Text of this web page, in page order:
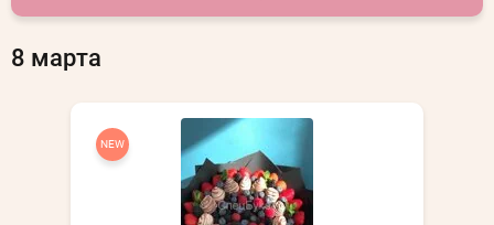
8 марта
NEW